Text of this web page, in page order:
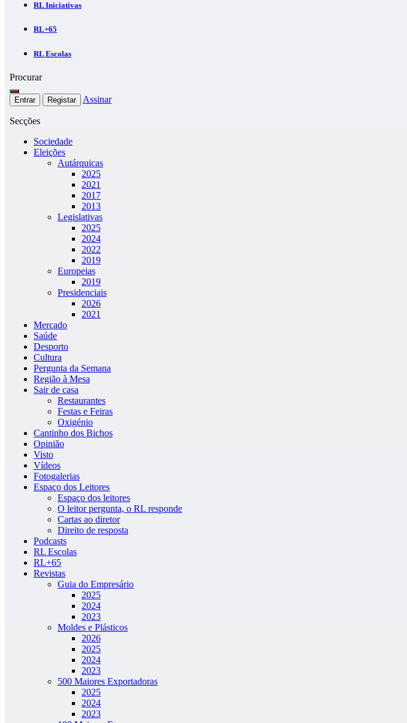
RL Iniciativas
RL+65
RL Escolas
Procurar
Entrar Registar Assinar
Secções
Sociedade
Eleições
Autárquicas
2025
2021
2017
2013
Legislativas
2025
2024
2022
2019
Europeias
2019
Presidenciais
2026
2021
Mercado
Saúde
Desporto
Cultura
Pergunta da Semana
Região à Mesa
Sair de casa
Restaurantes
Festas e Feiras
Oxigénio
Cantinho dos Bichos
Opinião
Visto
Vídeos
Fotogalerias
Espaço dos Leitores
Espaço dos leitores
O leitor pergunta, o RL responde
Cartas ao diretor
Direito de resposta
Podcasts
RL Escolas
RL+65
Revistas
Guia do Empresário
2025
2024
2023
Moldes e Plásticos
2026
2025
2024
2023
500 Maiores Exportadoras
2025
2024
2023